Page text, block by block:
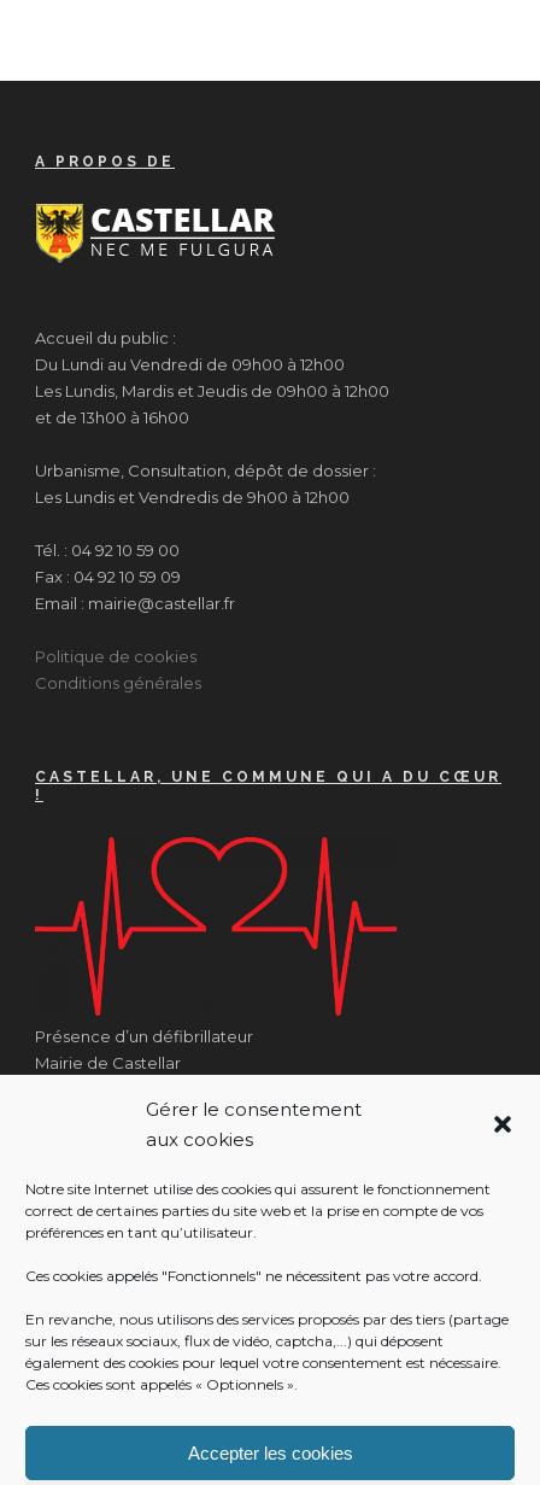
Gérer le consentement
aux cookies
Notre site Internet utilise des cookies qui assurent le fonctionnement
correct de certaines parties du site web et la prise en compte de vos
préférences en tant qu’utilisateur.
Ces cookies appelés "Fonctionnels" ne nécessitent pas votre accord.
En revanche, nous utilisons des services proposés par des tiers (partage
sur les réseaux sociaux, flux de vidéo, captcha,...) qui déposent
également des cookies pour lequel votre consentement est nécessaire.
Ces cookies sont appelés « Optionnels ».
Accepter les cookies
A PROPOS DE
Accueil du public :
Du Lundi au Vendredi de 09h00 à 12h00
Les Lundis, Mardis et Jeudis de 09h00 à 12h00
et de 13h00 à 16h00
Urbanisme, Consultation, dépôt de dossier :
Les Lundis et Vendredis de 9h00 à 12h00
Tél. : 04 92 10 59 00
Fax : 04 92 10 59 09
Email : mairie@castellar.fr
Politique de cookies
Conditions générales
CASTELLAR, UNE COMMUNE QUI A DU CŒUR
!
Présence d’un défibrillateur
Mairie de Castellar
Côté Escalier Rue Sarrail
06500 Castellar
RÉALISATION